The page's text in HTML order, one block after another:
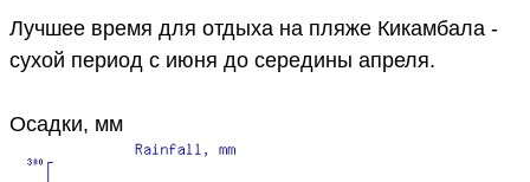
Лучшее время для отдыха на пляже Кикамбала -
сухой период с июня до середины апреля.
Осадки, мм